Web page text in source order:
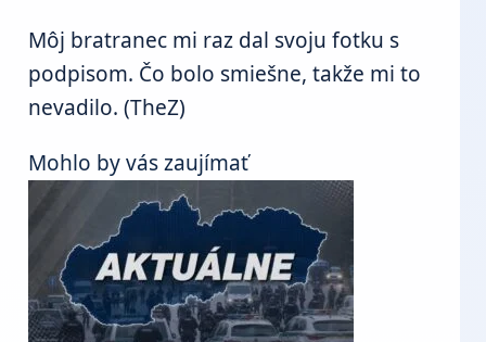
Môj bratranec mi raz dal svoju fotku s
podpisom. Čo bolo smiešne, takže mi to
nevadilo. (TheZ)
Mohlo by vás zaujímať